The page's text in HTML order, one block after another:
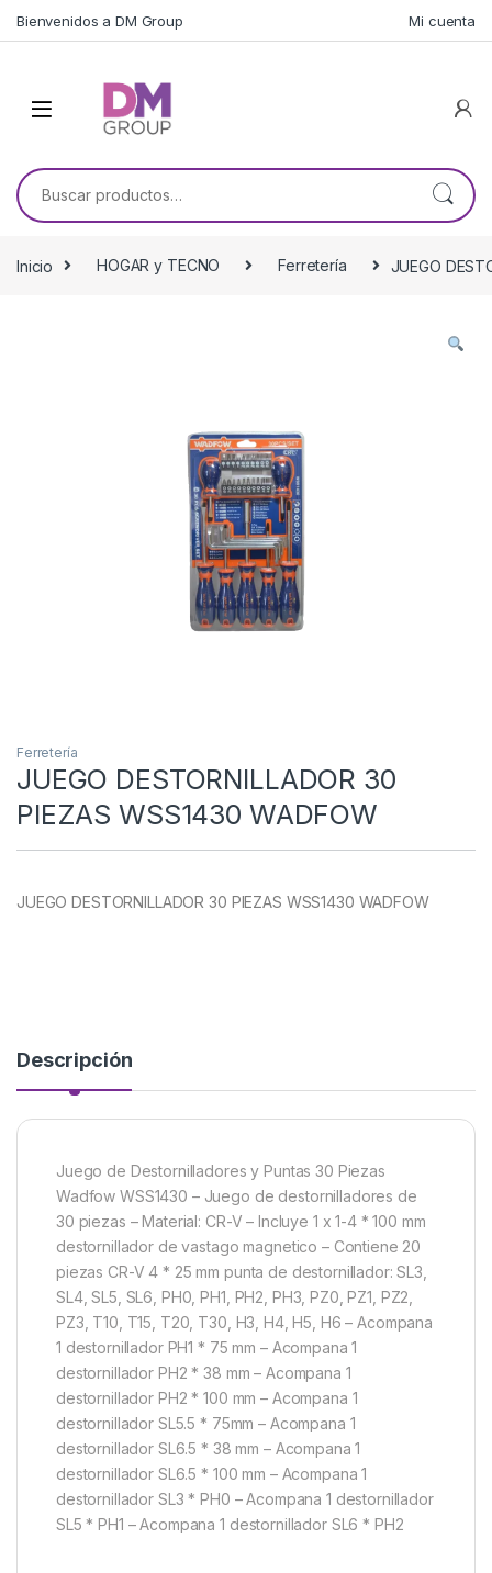
Bienvenidos a DM Group Mi cuenta
Buscar por:
Inicio HOGAR y TECNO Ferretería JUEGO
Ferretería
JUEGO DESTORNILLADOR 30
PIEZAS WSS1430 WADFOW
JUEGO DESTORNILLADOR 30 PIEZAS WSS1430 WADFOW
Descripción
Juego de Destornilladores y Puntas 30 Piezas
Wadfow WSS1430 – Juego de destornilladores de
30 piezas – Material: CR-V – Incluye 1 x 1-4 * 100 mm
destornillador de vastago magnetico – Contiene 20
piezas CR-V 4 * 25 mm punta de destornillador: SL3,
SL4, SL5, SL6, PH0, PH1, PH2, PH3, PZ0, PZ1, PZ2,
PZ3, T10, T15, T20, T30, H3, H4, H5, H6 – Acompana
1 destornillador PH1 * 75 mm – Acompana 1
destornillador PH2 * 38 mm – Acompana 1
destornillador PH2 * 100 mm – Acompana 1
destornillador SL5.5 * 75mm – Acompana 1
destornillador SL6.5 * 38 mm – Acompana 1
destornillador SL6.5 * 100 mm – Acompana 1
destornillador SL3 * PH0 – Acompana 1 destornillador
SL5 * PH1 – Acompana 1 destornillador SL6 * PH2